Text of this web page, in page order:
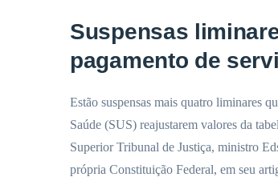
Suspensas
pagamento de
Estão suspensas mais quatro liminares
Saúde (SUS) reajustarem valores da
Superior Tribunal de Justiça, ministro
própria Constituição Federal, em seu